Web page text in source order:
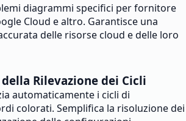
diagrammi specifici per fornitore
Cloud e altro. Garantisce una
delle risorse cloud e delle loro
Rilevazione dei Cicli
automaticamente i cicli di
colorati. Semplifica la risoluzione dei